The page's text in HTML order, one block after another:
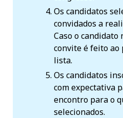
Os candidatos
convidados a
Caso o candidato
convite é feito ao
lista.
Os candidatos
com expectativa
encontro para o
selecionados.